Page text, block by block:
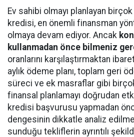
Ev sahibi olmayı planlayan
kredisi, en önemli finansman
olmaya devam ediyor. Ancak
kullanmadan önce bilmeniz
oranlarını karşılaştırmaktan
aylık ödeme planı, toplam geri
süreci ve ek masraflar gibi
finansal planlamayı doğrudan
kredisi başvurusu yapmadan
dengesinin dikkatle analiz
sunduğu tekliflerin ayrıntılı